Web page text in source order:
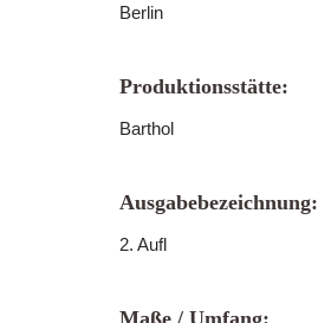
Berlin
Produktionsstätte:
Barthol
Ausgabebezeichnung:
2. Aufl
Maße / Umfang: